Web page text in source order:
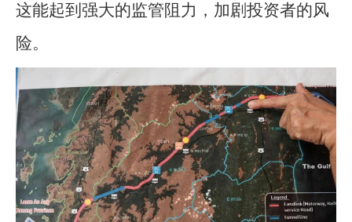
这能起到强大的监管阻力，加剧投资者的风
险。